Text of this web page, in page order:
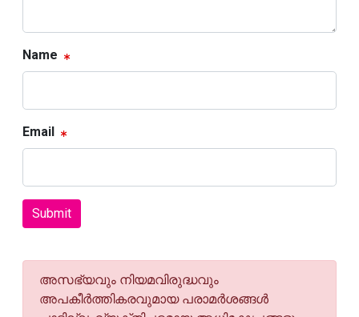
Name
Email
Submit
അസഭ്യവും നിയമവിരുദ്ധവും
അപകീര്‍ത്തികരവുമായ പരാമര്‍ശങ്ങള്‍